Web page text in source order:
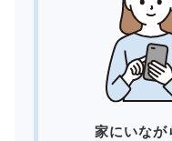
家にいなが